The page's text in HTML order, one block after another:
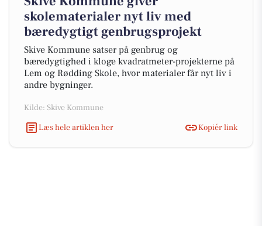
skolematerialer nyt liv med
bæredygtigt genbrugsprojekt
Skive Kommune satser på genbrug og
bæredygtighed i kloge kvadratmeter-projekterne på
Lem og Rødding Skole, hvor materialer får nyt liv i
andre bygninger.
Kilde: Skive Kommune
Læs hele artiklen her
Kopiér link